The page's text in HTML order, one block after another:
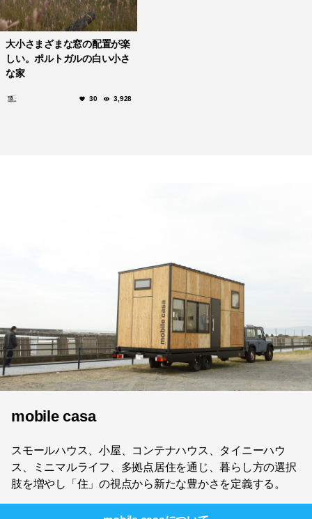
大小さまざまな窓の配置が楽
しい。ポルトガルの白い小さ
な家
30 3,928
mobile casa
スモールハウス、小屋、コンテナハウス、タイニーハウ
ス、ミニマルライフ、多拠点居住を通じ、暮らし方の選択
肢を増やし「住」の視点から新たな豊かさを定義する。